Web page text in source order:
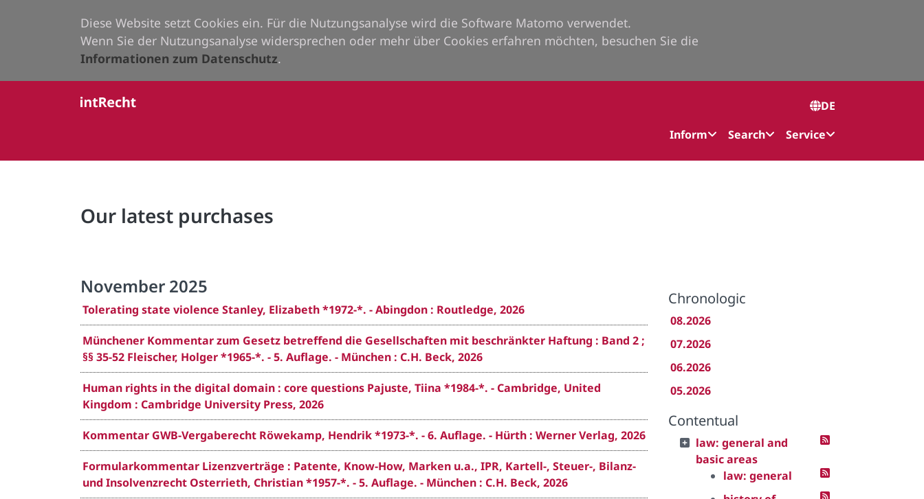
Diese Website setzt Cookies ein. Für die Nutzungsanalyse wird die Software Matomo verwendet.
Wenn Sie der Nutzungsanalyse widersprechen oder mehr über Cookies erfahren möchten, besuchen Sie die
Informationen zum Datenschutz.
DE
Inform
Search Service
Our latest purchases
November 2025
Tolerating state violence Stanley, Elizabeth *1972-*. - Abingdon : Routledge, 2026
Münchener Kommentar zum Gesetz betreffend die Gesellschaften mit beschränkter Haftung : Band 2 ;
§§ 35-52 Fleischer, Holger *1965-*. - 5. Auflage. - München : C.H. Beck, 2026
Human rights in the digital domain : core questions Pajuste, Tiina *1984-*. - Cambridge, United
Kingdom : Cambridge University Press, 2026
Kommentar GWB-Vergaberecht Röwekamp, Hendrik *1973-*. - 6. Auflage. - Hürth : Werner Verlag, 2026
Formularkommentar Lizenzverträge : Patente, Know-How, Marken u.a., IPR, Kartell-, Steuer-, Bilanz-
und Insolvenzrecht Osterrieth, Christian *1957-*. - 5. Auflage. - München : C.H. Beck, 2026
Chronologic
08.2026
07.2026
06.2026
05.2026
Contentual
law: general and
basic areas
law: general